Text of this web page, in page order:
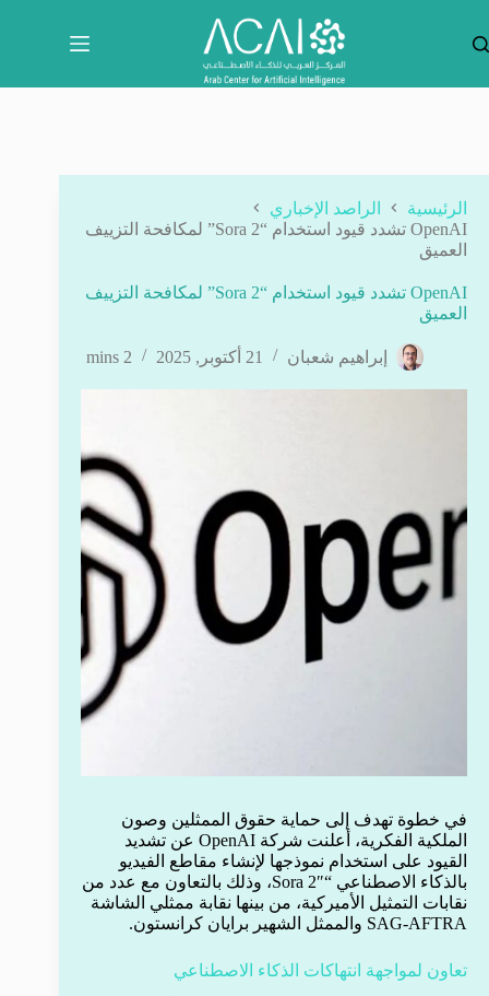
المحتوى
الرئيسية
الراصد الإخباري
OpenAI تشدد قيود استخدام “Sora 2” لمكافحة التزييف
العميق
OpenAI تشدد قيود استخدام “Sora 2” لمكافحة التزييف
العميق
إبراهيم شعبان 21 أكتوبر, 2025 2 mins
في خطوة تهدف إلى حماية حقوق الممثلين وصون
الملكية الفكرية، أعلنت شركة OpenAI عن تشديد
القيود على استخدام نموذجها لإنشاء مقاطع الفيديو
بالذكاء الاصطناعي “Sora 2″، وذلك بالتعاون مع عدد من
نقابات التمثيل الأميركية، من بينها نقابة ممثلي الشاشة
SAG-AFTRA والممثل الشهير برايان كرانستون.
تعاون لمواجهة انتهاكات الذكاء الاصطناعي